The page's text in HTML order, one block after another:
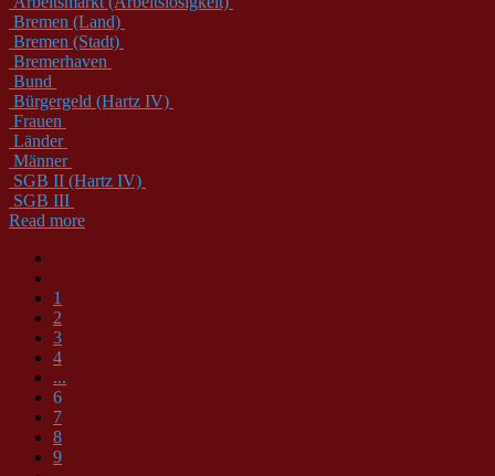
Bremen (Land)
Bremen (Stadt)
Bremerhaven
Bund
Bürgergeld (Hartz IV)
Frauen
Länder
Männer
SGB II (Hartz IV)
SGB III
Read more
1
2
3
4
...
6
7
8
9